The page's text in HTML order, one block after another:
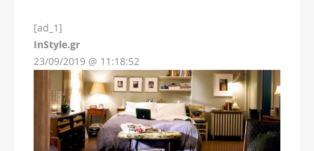
[ad_1]
InStyle.gr
23/09/2019 @ 11:18:52